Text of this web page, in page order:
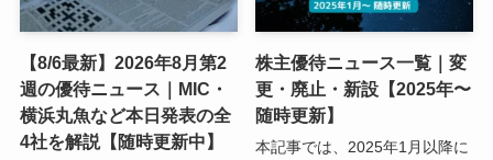
【8/6最新】2026年8月第2
週の優待ニュース｜MIC・
横浜丸魚など本日発表の全
4社を解説【随時更新中】
株主優待ニュース一覧｜変
更・廃止・新設【2025年〜
随時更新】
本記事では、2025年1月以降に